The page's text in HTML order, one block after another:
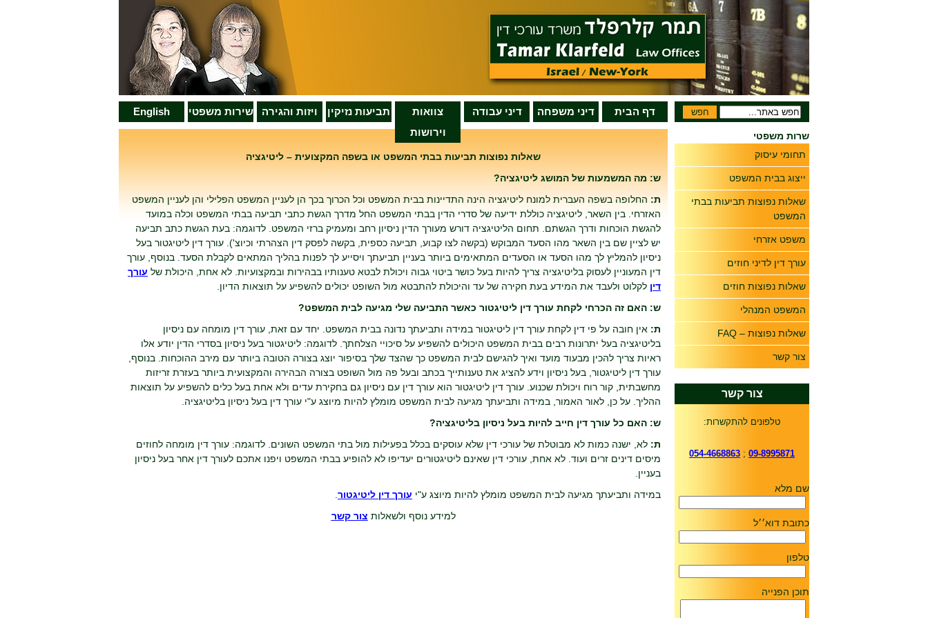
דף הבית דיני משפחה דיני עבודה
צוואות
וירושות
תביעות נזיקין ויזות והגירה שירות משפטי English
שאלות נפוצות תביעות בבתי המשפט או בשפה המקצועית – ליטיגציה
ש: מה המשמעות של המושג ליטיגציה?
ת: החלופה בשפה העברית למונח ליטיגציה הינה התדיינות בבית המשפט וכל הכרוך בכך הן לעניין המשפט הפלילי והן לעניין המשפט
האזרחי. בין השאר, ליטיגציה כוללת ידיעה של סדרי הדין בבתי המשפט החל מדרך הגשת כתבי תביעה בבתי המשפט וכלה במועד
להגשת הוכחות ודרך הגשתם. תחום הליטיגציה דורש מעורך הדין ניסיון רחב ומעמיק ברזי המשפט. לדוגמה: בעת הגשת כתב תביעה
יש לציין שם בין השאר מהו הסעד המבוקש (בקשה לצו קבוע, תביעה כספית, בקשה לפסק דין הצהרתי וכיוצ'). עורך דין ליטיגטור בעל
ניסיון להמליץ לך מהו הסעד או הסעדים המתאימים ביותר בעניין תביעתך ויסייע לך לפנות בהליך המתאים לקבלת הסעד. בנוסף, עורך
דין המעוניין לעסוק בליטיגציה צריך להיות בעל כושר ביטוי גבוה ויכולת לבטא טענותיו בבהירות ובמקצועיות. לא אחת, היכולת של עורך
דין לקלוט ולעבד את המידע בעת חקירה של עד והיכולת להתבטא מול השופט יכולים להשפיע על תוצאות הדיון.
ש: האם זה הכרחי לקחת עורך דין ליטיגטור כאשר התביעה שלי מגיעה לבית המשפט?
ת: אין חובה על פי דין לקחת עורך דין ליטיגטור במידה ותביעתך נדונה בבית המשפט. יחד עם זאת, עורך דין מומחה עם ניסיון
בליטיגציה בעל יתרונות רבים בבית המשפט היכולים להשפיע על סיכויי הצלחתך. לדוגמה: ליטיגטור בעל ניסיון בסדרי הדין יודע אלו
ראיות צריך להכין מבעוד מועד ואיך להגישם לבית המשפט כך שהצד שלך בסיפור יוצג בצורה הטובה ביותר עם מירב ההוכחות. בנוסף,
עורך דין ליטיגטור, בעל ניסיון וידע להציג את טענותייך בכתב ובעל פה מול השופט בצורה הבהירה והמקצועית ביותר בעזרת זריזות
מחשבתית, קור רוח ויכולת שכנוע. עורך דין ליטיגטור הוא עורך דין עם ניסיון גם בחקירת עדים ולא אחת בעל כלים להשפיע על תוצאות
ההליך. על כן, לאור האמור, במידה ותביעתך מגיעה לבית המשפט מומלץ להיות מיוצג ע"י עורך דין בעל ניסיון בליטיגציה.
ש: האם כל עורך דין חייב להיות בעל ניסיון בליטיגציה?
ת: לא, ישנה כמות לא מבוטלת של עורכי דין שלא עוסקים בכלל בפעילות מול בתי המשפט השונים. לדוגמה: עורך דין מומחה לחוזים
מיסים דינים זרים ועוד. לא אחת, עורכי דין שאינם ליטיגטורים יעדיפו לא להופיע בבתי המשפט ויפנו אתכם לעורך דין אחר בעל ניסיון
בעניין.
במידה ותביעתך מגיעה לבית המשפט מומלץ להיות מיוצג ע"י עורך דין ליטיגטור
למידע נוסף ולשאלות צור קשר
שרות משפטי
תחומי עיסוק
ייצוג בבית המשפט
שאלות נפוצות תביעות בבתי
המשפט
משפט אזרחי
עורך דין לדיני חוזים
שאלות נפוצות חוזים
המשפט המנהלי
שאלות נפוצות – FAQ
צור קשר
צור קשר
טלפונים להתקשרות:
09-8995871
;
054-4668863
שם מלא
כתובת דוא׳׳ל
טלפון
תוכן הפנייה